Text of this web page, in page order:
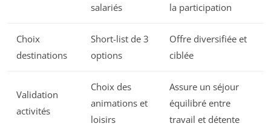
salariés
la participation
Choix
destinations
Short-list de 3
options
Offre diversifiée et
ciblée
Validation
activités
Choix des
animations et
loisirs
Assure un séjour
équilibré entre
travail et détente